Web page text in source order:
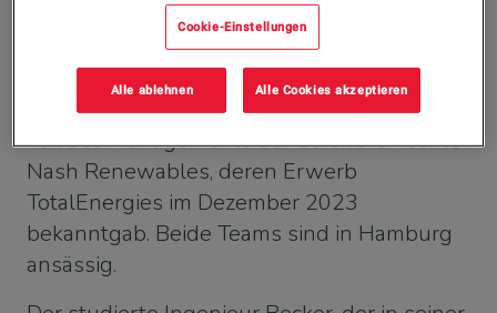
der Nord- und Ostsee beauftragt, für die
TotalEnergies im Rahmen einer Auktion der
Bundesnetzagentur im Juli 2023 den
Zuschlag erhielt. Zudem ist Becker ist auch
Teil des Managements der Software-Tochter
Nash Renewables, deren Erwerb
TotalEnergies im Dezember 2023
bekanntgab. Beide Teams sind in Hamburg
ansässig.
Cookie-Einstellungen
Alle ablehnen Alle Cookies akzeptieren